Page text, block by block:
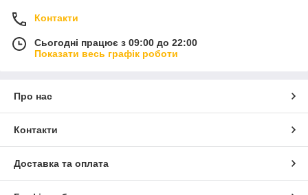
Контакти
Сьогодні працює з 09:00 до 22:00
Показати весь графік роботи
Про нас
Контакти
Доставка та оплата